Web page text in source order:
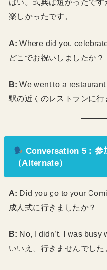
はい。式典は短かったです
楽しかったです。
A: Where did you
どこでお祝いしましたか？
B: We went to a
駅の近くのレストランに行
Conversation 5：参
（Alternate）
A: Did you go to your
成人式に行きましたか？
B: No, I didn’t. I was busy
いいえ、行きませんでした